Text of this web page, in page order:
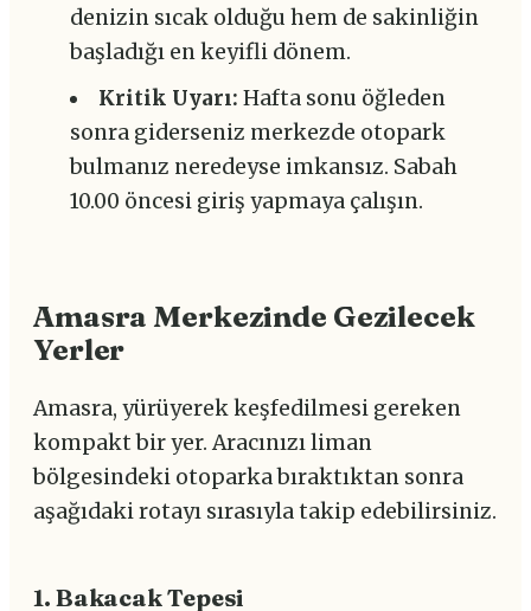
denizin sıcak olduğu hem de sakinliğin
başladığı en keyifli dönem.
Kritik Uyarı: Hafta sonu öğleden
sonra giderseniz merkezde otopark
bulmanız neredeyse imkansız. Sabah
10.00 öncesi giriş yapmaya çalışın.
Amasra Merkezinde Gezilecek
Yerler
Amasra, yürüyerek keşfedilmesi gereken
kompakt bir yer. Aracınızı liman
bölgesindeki otoparka bıraktıktan sonra
aşağıdaki rotayı sırasıyla takip edebilirsiniz.
1. Bakacak Tepesi